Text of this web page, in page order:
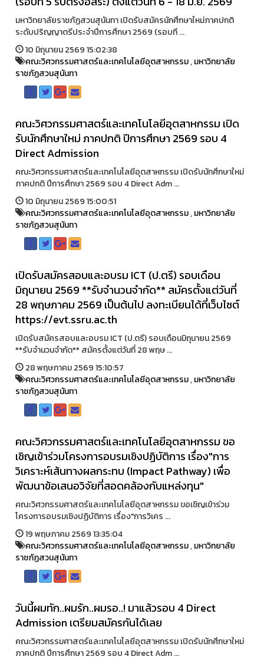
มหาวิทยาลัยราชภัฏสวนสุนันทา เปิดรับสมัครนักศึกษาใหม่ภาคปกติ
ระดับปริญญาตรีประจำปีการศึกษา 2569 (รอบที ...
10 มิถุนายน 2569 15:02:38
คณะวิศวกรรมศาสตร์และเทคโนโลยีอุตสาหกรรม,มหาวิทยาลัย
ราชภัฏสวนสุนันทา
คณะวิศวกรรมศาสตร์และเทคโนโลยีอุตสาหกรรม เปิด
รับนักศึกษาใหม่ ภาคปกติ ปีการศึกษา 2569 รอบ 4
Direct Admission
คณะวิศวกรรมศาสตร์และเทคโนโลยีอุตสาหกรรม เปิดรับนักศึกษาใหม่
ภาคปกติ ปีการศึกษา 2569 รอบ 4 Direct Adm ...
10 มิถุนายน 2569 15:00:51
คณะวิศวกรรมศาสตร์และเทคโนโลยีอุตสาหกรรม,มหาวิทยาลัย
ราชภัฏสวนสุนันทา
เปิดรับสมัครสอบและอบรม ICT (ป.ตรี) รอบเดือน
มิถุนายน 2569 **รับจำนวนจำกัด** สมัครตั้งแต่วันที่
28 พฤษภาคม 2569 เป็นต้นไป ลงทะเบียนได้ที่เว็บไซต์
https://evt.ssru.ac.th
เปิดรับสมัครสอบและอบรม ICT (ป.ตรี) รอบเดือนมิถุนายน 2569
**รับจำนวนจำกัด** สมัครตั้งแต่วันที่ 28 พฤษ ...
28 พฤษภาคม 2569 15:10:57
คณะวิศวกรรมศาสตร์และเทคโนโลยีอุตสาหกรรม,มหาวิทยาลัย
ราชภัฏสวนสุนันทา
คณะวิศวกรรมศาสตร์และเทคโนโลยีอุตสาหกรรม ขอ
เชิญเข้าร่วมโครงการอบรมเชิงปฏิบัติการ เรื่อง"การ
วิเคราะห์เส้นทางผลกระทบ (Impact Pathway) เพื่อ
พัฒนาข้อเสนอวิจัยที่สอดคล้องกับแหล่งทุน"
คณะวิศวกรรมศาสตร์และเทคโนโลยีอุตสาหกรรม ขอเชิญเข้าร่วม
โครงการอบรมเชิงปฏิบัติการ เรื่อง"การวิเคร ...
19 พฤษภาคม 2569 13:35:04
คณะวิศวกรรมศาสตร์และเทคโนโลยีอุตสาหกรรม,มหาวิทยาลัย
ราชภัฏสวนสุนันทา
วันนี้ผมทัก..ผมรัก..ผมรอ..! มาแล้วรอบ 4 Direct
Admission เตรียมสมัครกันได้เลย
คณะวิศวกรรมศาสตร์และเทคโนโลยีอุตสาหกรรม เปิดรับนักศึกษาใหม่
ภาคปกติ ปีการศึกษา 2569 รอบ 4 Direct Adm ...